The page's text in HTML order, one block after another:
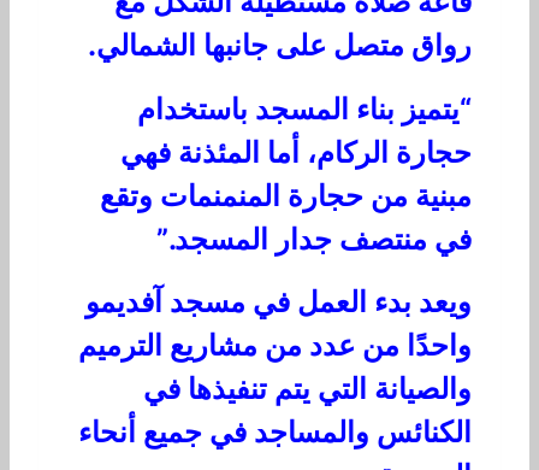
رواق متصل على جانبها الشمالي.
“يتميز بناء المسجد باستخدام
حجارة الركام، أما المئذنة فهي
مبنية من حجارة المنمنمات وتقع
في منتصف جدار المسجد.”
ويعد بدء العمل في مسجد آفديمو
واحدًا من عدد من مشاريع الترميم
والصيانة التي يتم تنفيذها في
الكنائس والمساجد في جميع أنحاء